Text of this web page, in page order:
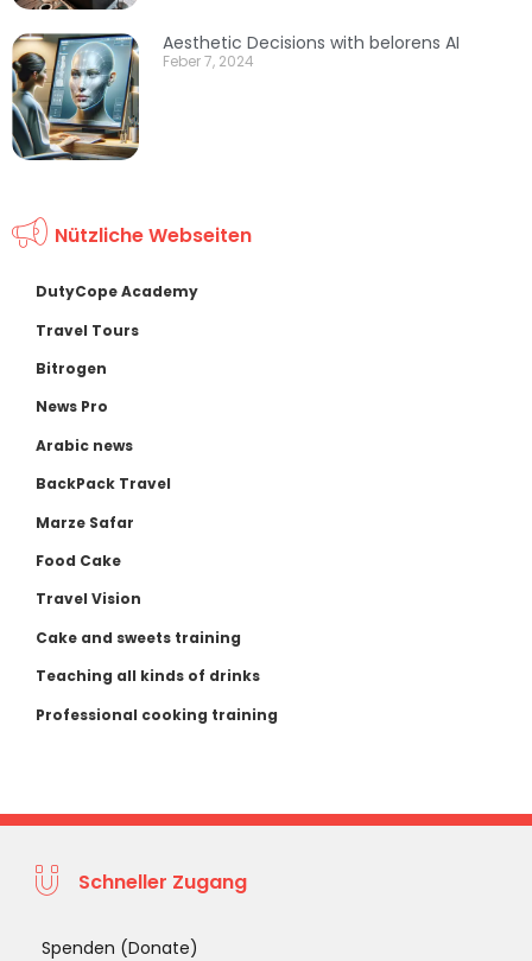
Aesthetic Decisions with belorens AI
Feber 7, 2024
Nützliche Webseiten
DutyCope Academy
Travel Tours
Bitrogen
News Pro
Arabic news
BackPack Travel
Marze Safar
Food Cake
Travel Vision
Cake and sweets training
Teaching all kinds of drinks
Professional cooking training
Schneller Zugang
Spenden (Donate)